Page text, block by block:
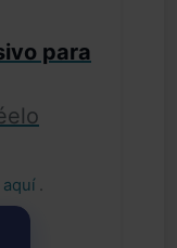
para
aquí .